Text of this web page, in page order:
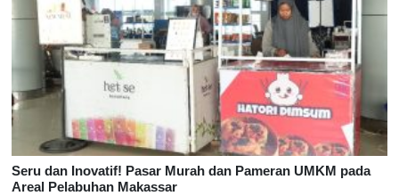
Seru dan Inovatif! Pasar Murah dan Pameran UMKM pada
Areal Pelabuhan Makassar